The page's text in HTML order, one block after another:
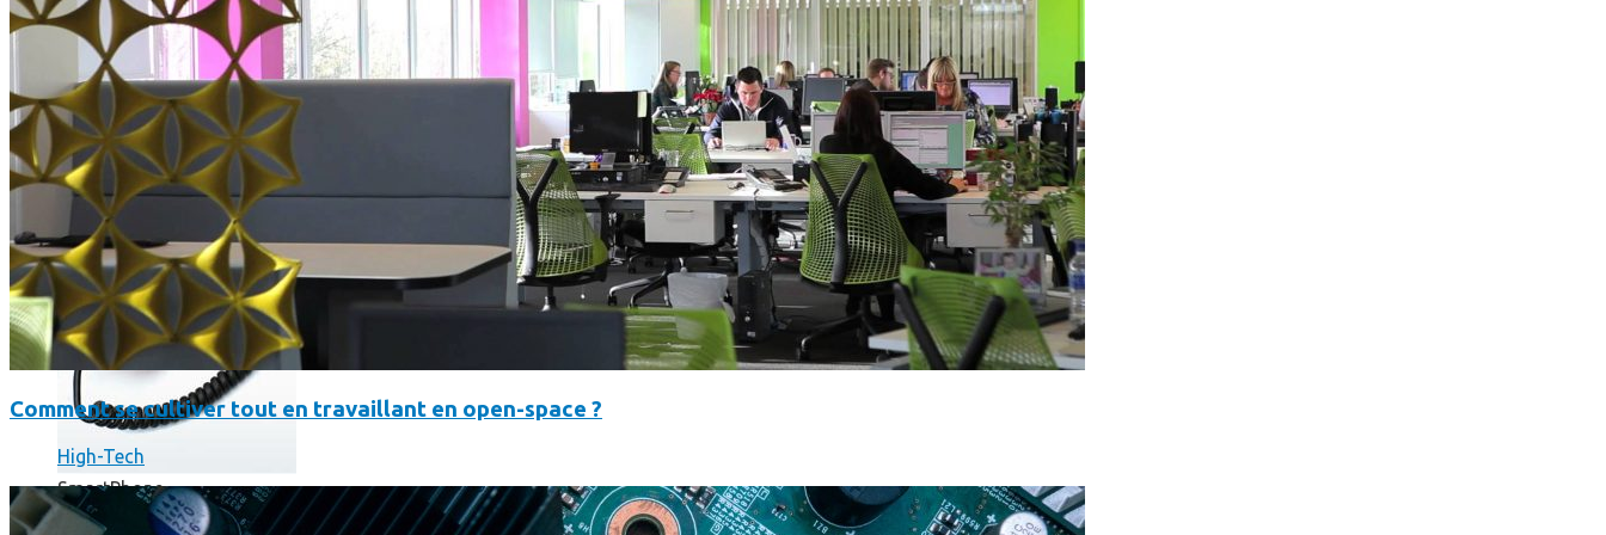
Où en sont les forfaits mobiles pour les pros ?
SmartPhone
Comment se cultiver tout en travaillant en open-space ?
High-Tech